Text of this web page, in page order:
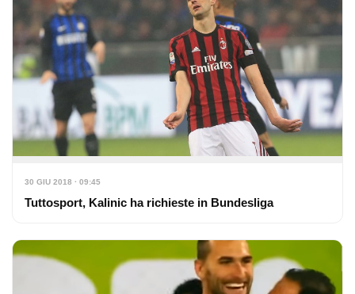
30 GIU 2018 · 09:45
Tuttosport, Kalinic ha richieste in Bundesliga